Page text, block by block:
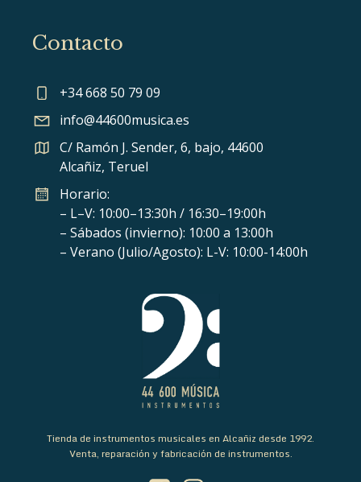
Contacto
+34 668 50 79 09
info@44600musica.es
C/ Ramón J. Sender, 6, bajo, 44600
Alcañiz, Teruel
Horario:
– L–V: 10:00–13:30h / 16:30–19:00h
– Sábados (invierno): 10:00 a 13:00h
– Verano (Julio/Agosto): L-V: 10:00-14:00h
Tienda de instrumentos musicales en Alcañiz desde 1992.
Venta, reparación y fabricación de instrumentos.